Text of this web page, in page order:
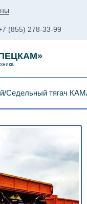
(855) 278-33-99
Седельный тягач